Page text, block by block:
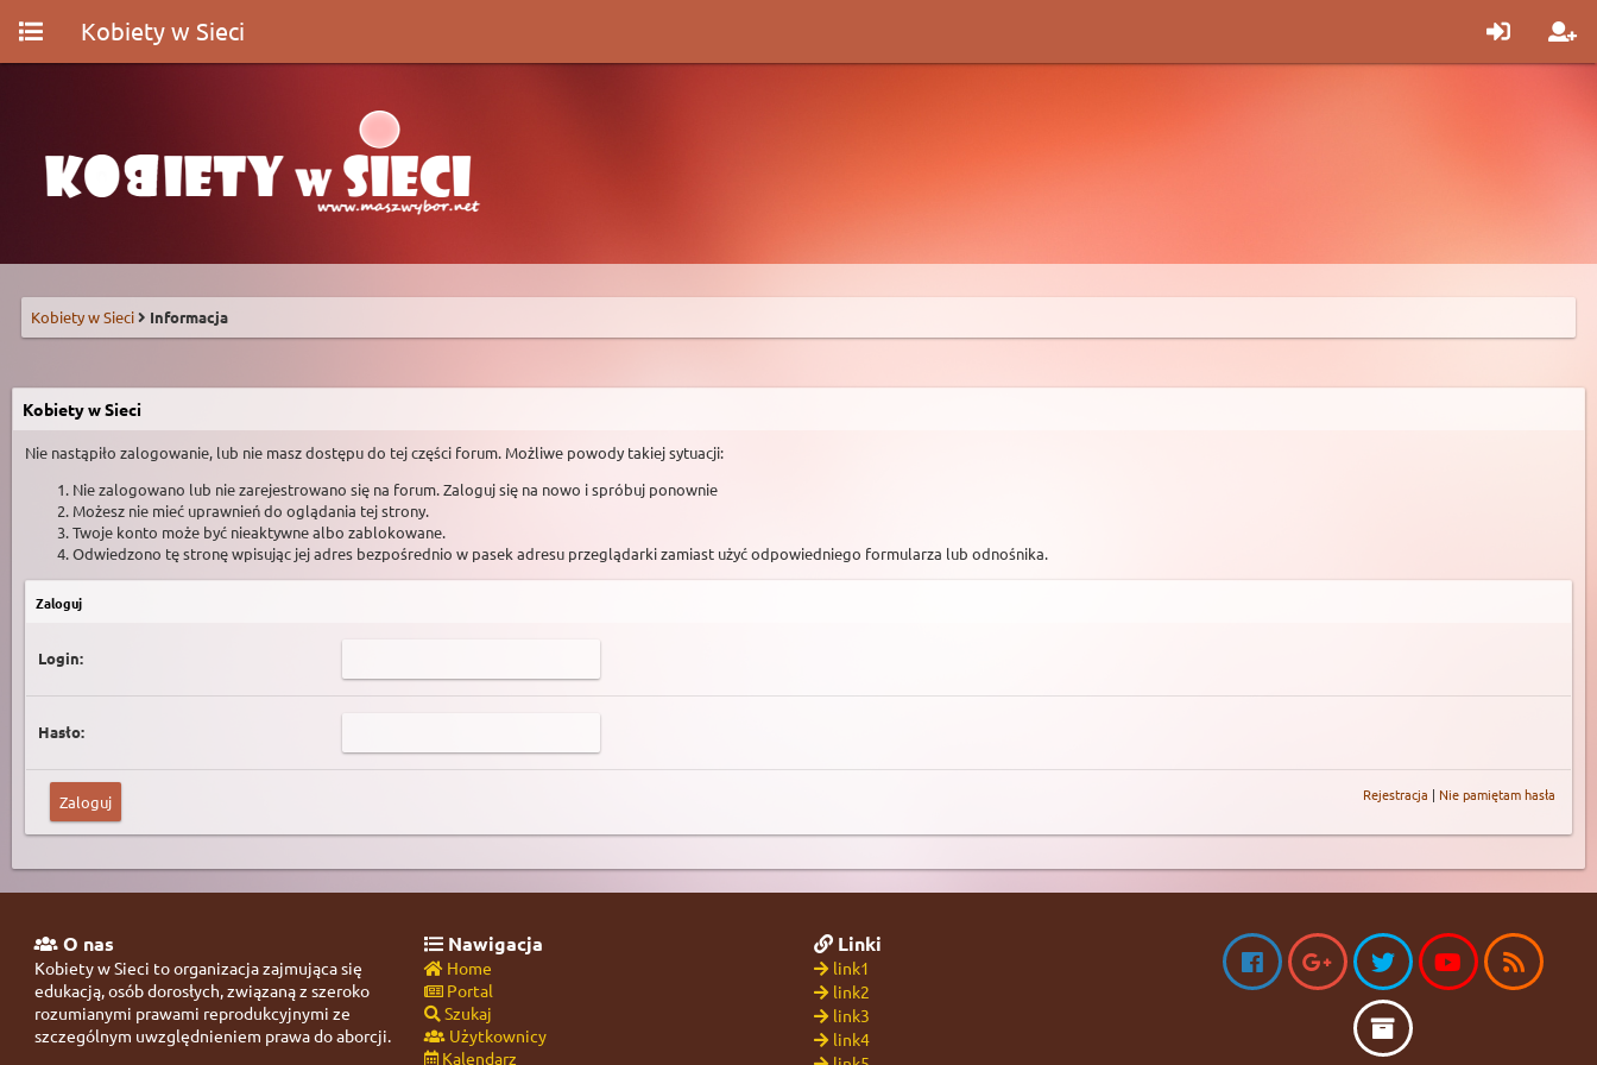
Kobiety w Sieci
Kobiety w Sieci Informacja
Kobiety w Sieci
Nie nastąpiło zalogowanie, lub nie masz dostępu do tej części forum. Możliwe powody takiej sytuacji:
Nie zalogowano lub nie zarejestrowano się na forum. Zaloguj się na nowo i spróbuj ponownie
Możesz nie mieć uprawnień do oglądania tej strony.
Twoje konto może być nieaktywne albo zablokowane.
Odwiedzono tę stronę wpisując jej adres bezpośrednio w pasek adresu przeglądarki zamiast użyć odpowiedniego formularza lub odnośnika.
Zaloguj
Login:
Hasło:
Rejestracja | Nie pamiętam hasła
O nas
Kobiety w Sieci to organizacja zajmująca się
edukacją, osób dorosłych, związaną z szeroko
rozumianymi prawami reprodukcyjnymi ze
szczególnym uwzględnieniem prawa do aborcji.
Nawigacja
Home
Portal
Szukaj
Użytkownicy
Kalendarz
Linki
link1
link2
link3
link4